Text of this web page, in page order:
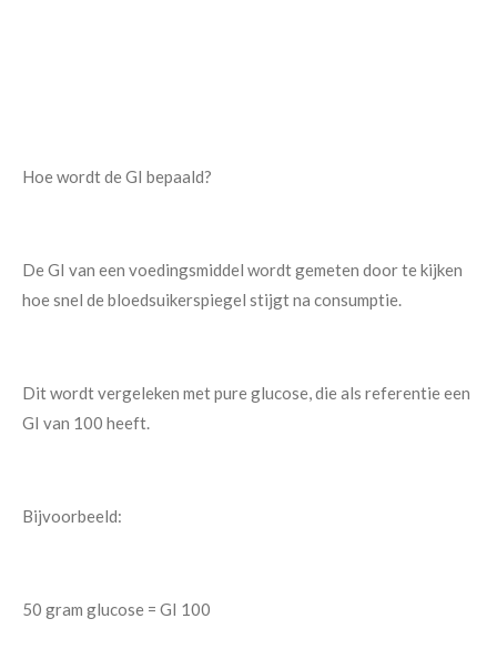
Hoe wordt de GI bepaald?
De GI van een voedingsmiddel wordt gemeten door te kijken
hoe snel de bloedsuikerspiegel stijgt na consumptie.
Dit wordt vergeleken met pure glucose, die als referentie een
GI van 100 heeft.
Bijvoorbeeld:
50 gram glucose = GI 100